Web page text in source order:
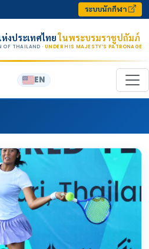
ระบบนักกีฬา
งประเทศไทยในพระบรมราชูปถัมภ์
OF THAILAND · UNDER HIS MAJESTY’S PATRONAGE
EN